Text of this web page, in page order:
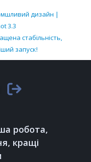
дизайн |
3.3
стабільність,
запуск!
робота,
кращі